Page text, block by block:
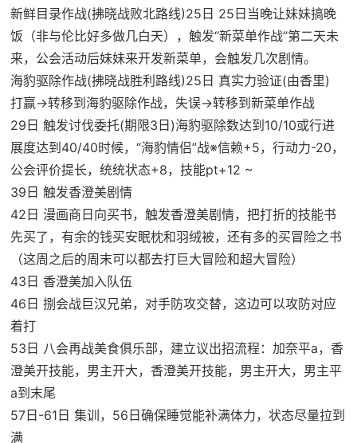
新鲜目录作战(拂晓战败北路线)25日 25日当晚让妹妹搞晚
饭（非与伦比好多做几白天），触发“新菜单作战”第二天未
来，公会活动后妹妹来开发新菜单，会触发几次剧情。
海豹驱除作战(拂晓战胜利路线)25日 真实力验证(由香里)
打赢→转移到海豹驱除作战，失误→转移到新菜单作战
29日 触发讨伐委托(期限3日)海豹驱除数达到10/10或行进
展度达到40/40时候，“海豹情侣”战※信赖+5，行动力-20，
公会评价提长，统统状态+8，技能pt+12 ~
39日 触发香澄美剧情
42日 漫画商日向买书，触发香澄美剧情，把打折的技能书
先买了，有余的钱买安眠枕和羽绒被，还有多的买冒险之书
（这周之后的周末可以都去打巨大冒险和超大冒险）
43日 香澄美加入队伍
46日 捌会战巨汉兄弟，对手防攻交替，这边可以攻防对应
着打
53日 八会再战美食俱乐部，建立议出招流程：加奈平a，香
澄美开技能，男主开大，香澄美开技能，男主开大，男主平
a到末尾
57日-61日 集训，56日确保睡觉能补满体力，状态尽量拉到
满